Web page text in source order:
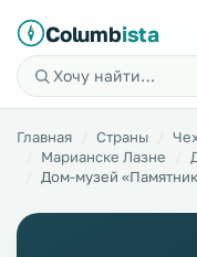
Columbista
Главная Страны
Марианске Лазне
Дом-музей